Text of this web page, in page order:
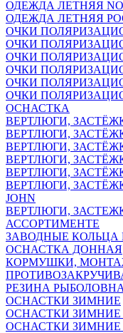
ОДЕЖДА ЛЕТНЯЯ
ОДЕЖДА ЛЕТНЯЯ
ОЧКИ
ОЧКИ
ОЧКИ
ОЧКИ
ОЧКИ
ОЧКИ
ОСНАСТКА
ВЕРТЛЮГИ,
ВЕРТЛЮГИ,
ВЕРТЛЮГИ,
ВЕРТЛЮГИ,
ВЕРТЛЮГИ,
ВЕРТЛЮГИ,
JOHN
ВЕРТЛЮГИ,
АССОРТИМЕНТЕ
ЗАВОДНЫЕ КОЛЬЦА
ОСНАСТКА ДОННАЯ
КОРМУШКИ,
РЕЗИНА
ОСНАСТКИ ЗИМНИЕ
ОСНАСТКИ ЗИМНИЕ
ОСНАСТКИ ЗИМНИЕ